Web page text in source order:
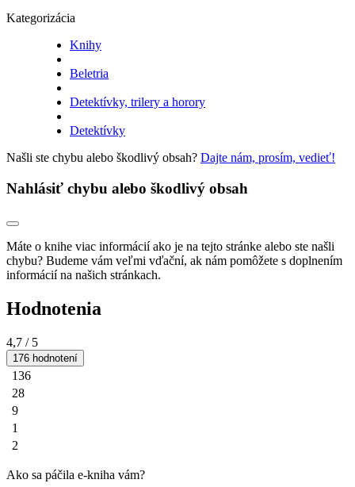
Kategorizácia
Knihy
Beletria
Detektívky, trilery a horory
Detektívky
Našli ste chybu alebo škodlivý obsah? Dajte nám, prosím, vedieť!
Nahlásiť chybu alebo škodlivý obsah
Máte o knihe viac informácií ako je na tejto stránke alebo ste našli
chybu? Budeme vám veľmi vďační, ak nám pomôžete s doplnením
informácií na našich stránkach.
Hodnotenia
4,7 / 5
176 hodnotení
136
28
9
1
2
Ako sa páčila e-kniha vám?